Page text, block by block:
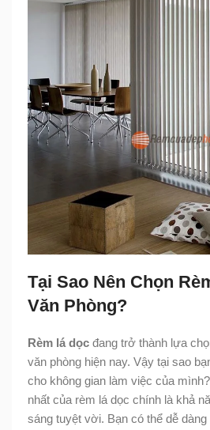
Tại Sao Nên Chọn
Văn Phòng?
Rèm lá dọc đang trở thành lựa
văn phòng hiện nay. Vậy tại sao
cho không gian làm việc của
nhất của rèm lá dọc chính là khả
sáng tuyệt vời. Bạn có thể dễ